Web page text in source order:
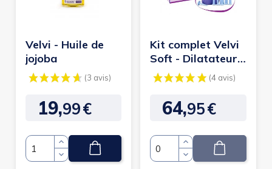
Velvi - Huile de
jojoba
Prix
19,99€
Quantité
Kit complet Velvi
Soft - Dilatateurs
vaginaux
Prix
64,95€
Quantité